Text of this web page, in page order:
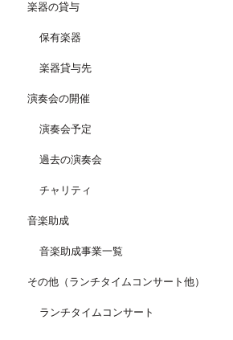
楽器の貸与
保有楽器
楽器貸与先
演奏会の開催
演奏会予定
過去の演奏会
チャリティ
音楽助成
音楽助成事業一覧
その他（ランチタイムコンサート他）
ランチタイムコンサート